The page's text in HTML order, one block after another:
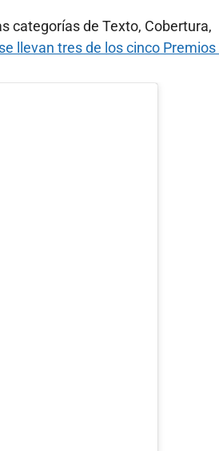
categorías de Texto, Cobertura,
llevan tres de los cinco Premios